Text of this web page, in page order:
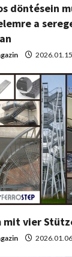
döntésein
a
2026.01.15.
mit vier